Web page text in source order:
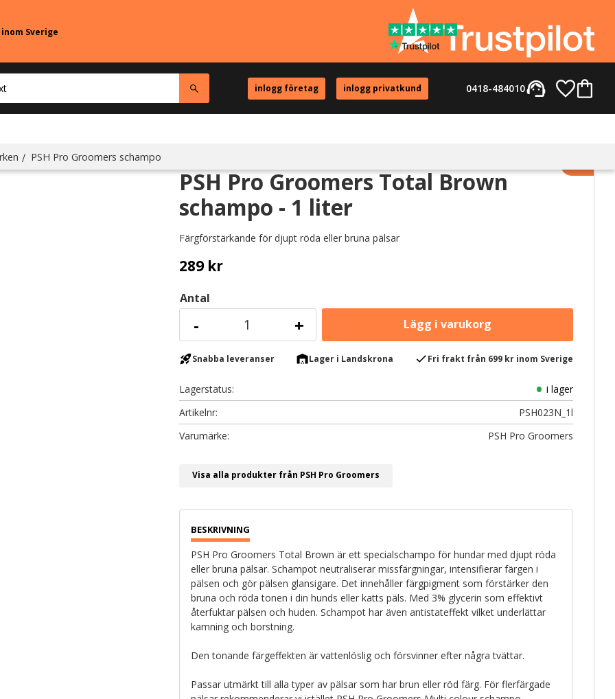
Sverige
inlogg företag inlogg privatkund support_agent
0418-484010
PSH Pro Groomers schampo
PSH Pro Groomers Total Brown
schampo - 1 liter
Färgförstärkande för djupt röda eller bruna pälsar
289kr
Antal
+
-
Lägg
rocket_launchSnabba leveranser warehouseLager i Landskrona checkFri frakt från 699 kr inom Sverige
Lagerstatus
i lager
Artikelnr
PSH023N_1l
PSH Pro Groomers
Visa alla produkter från PSH Pro Groomers
PSH Pro Groomers Total Brown är ett specialschampo för hundar med djupt röda
eller bruna pälsar. Schampot neutraliserar missfärgningar, intensifierar färgen i
pälsen och gör pälsen glansigare. Det innehåller färgpigment som förstärker den
bruna och röda tonen i din hunds eller katts päls. Med 3% glycerin som effektivt
återfuktar pälsen och huden. Schampot har även antistateffekt vilket underlättar
kamning och borstning.
Den tonande färgeffekten är vattenlöslig och försvinner efter några tvättar.
Passar utmärkt till alla typer av pälsar som har brun eller röd färg. För flerfärgade